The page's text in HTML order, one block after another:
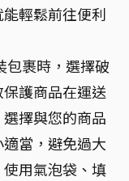
輕鬆前往便利
包裹時，選擇破
護商品在運送
擇與您的商品
當，避免過大
用氣泡袋、填